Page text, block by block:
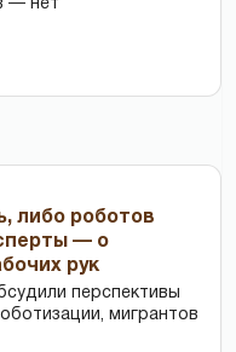
— нет
либо роботов
— о
рук
перспективы
мигрантов